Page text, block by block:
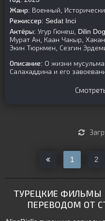
ТУРЕЦКИЕ ФИЛЬМЫ
ПЕРЕВОДОМ ОТ
Жанр: Военный,
Режиссер: Sedat Inci
Актёры: Угур Гюнеш, Dilin
Мурат Ан, Каан Чакыр,
Экин Тюркмен, Сезгин
Описание: О жизни
Салахаддина и его
1 2